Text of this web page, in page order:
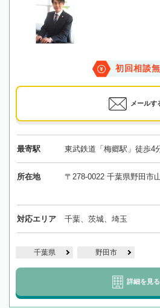
初回相談
メールす
最寄駅 東武鉄道「梅郷駅」徒歩4
所在地 〒278-0022 千葉県野田市
対応エリア 千葉、茨城、埼玉
千葉県 野田市
詳細を見る